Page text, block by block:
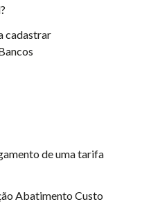
cadastrar
de uma tarifa
Abatimento Custo